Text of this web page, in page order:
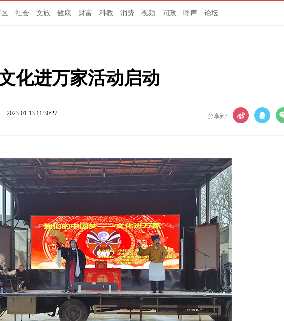
社会 文旅 健康 财富 科教 消费 视频 问政 呼声 论坛
化进万家活动启动
2023-01-13 11:30:27 分享到: